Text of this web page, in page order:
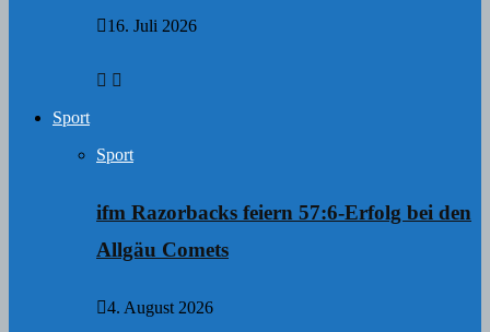
16. Juli 2026
Sport
Sport
ifm Razorbacks feiern 57:6-Erfolg bei den
Allgäu Comets
4. August 2026